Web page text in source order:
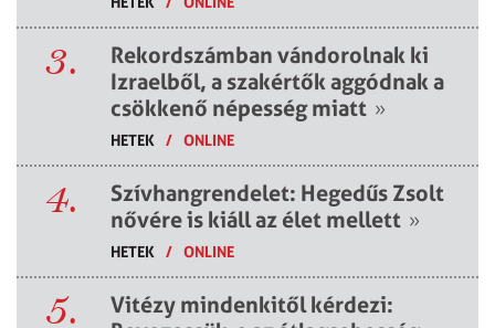
3.
Rekordszámban vándorolnak ki
Izraelből, a szakértők aggódnak a
csökkenő népesség miatt »
HETEK / ONLINE
4.
Szívhangrendelet: Hegedűs Zsolt
nővére is kiáll az élet mellett »
HETEK / ONLINE
5.
Vitézy mindenkitől kérdezi: